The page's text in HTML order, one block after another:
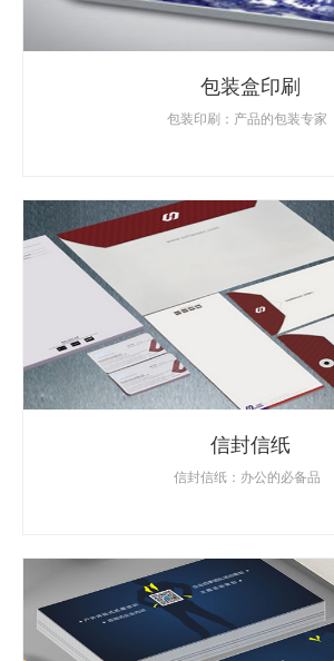
包装盒印刷
包装印刷：产品的包装专家
信封信纸
信封信纸：办公的必备品